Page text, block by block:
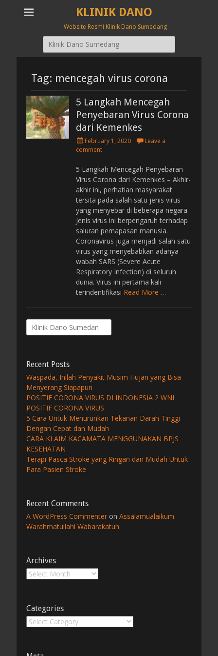
KLINIK DANO
Website Resmi Klinik Dano Sumedang
Search
for:
Tag: mencegah virus corona
5 Langkah Mencegah
Penyebaran Virus Corona
dari Kemenkes
P
o
t
e
d
o
n
February 1, 2020
Leave a
comment
5 Langkah Mencegah Penyebaran
Virus Corona dari Kemenkes – Akhir-
akhir ini, perhatian masyarakat
tersita pada salah satu jenis virus
yang menyebar di beberapa negara.
Jenis virus ini berpengaruh terhadap
saluran pernapasan manusia.
Coronavirus juga menjadi salah satu
virus yang menyebabkan adanya
wabah SARS (Severe Acute
Respiratory Infection) di seluruh
dunia. Virus ini pertama kali
terindentifikasi Read More …
Search
for:
Recent Posts
Waspada, Inilah Penyakit Musim Hujan yang Bisa
Menyerang Siapapun
POSITIF CORONA VIRUS DI INDONESIA 2 WNI
POSITIF CORONA VIRUS
5 Cara Untuk Menurunkan Tekanan Darah Tinggi
Dengan Cepat dan Mudah
CARA KLAIM KACAMATA MENGGUNAKAN BPJS
KESEHATAN
Terapi Pasca Stroke yang Ringan dan Mudah Untuk
Para Pasien Stroke
Recent Comments
A WordPress Commenter on Assalamualaikum
Warahmatullahi Wabarakatuh
Archives
Archives
Categories
Categories